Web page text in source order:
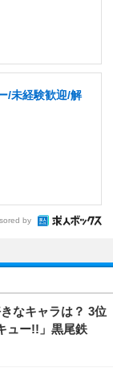
/未経験歓迎/解
by
なキャラは？ 3位
ュー!!」黒尾鉄